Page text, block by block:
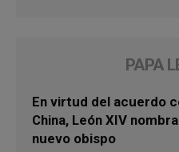
PAPA
En virtud del acuerdo
China, León XIV
nuevo obispo